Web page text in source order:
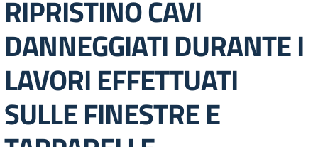
RIPRISTINO CAVI
DANNEGGIATI DURANTE I
LAVORI EFFETTUATI
SULLE FINESTRE E